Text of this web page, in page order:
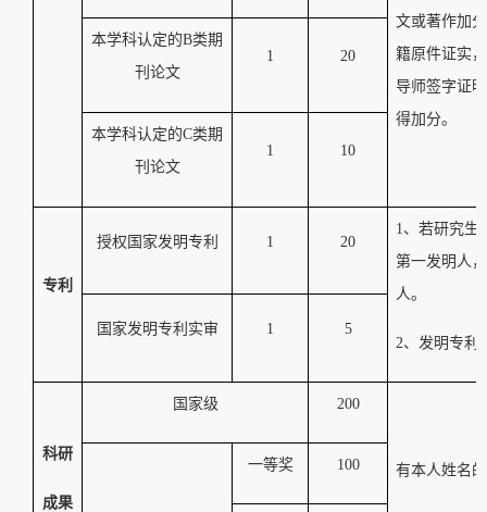
文或著作加
籍原件证实
导师签字证
得加分。
本学科认定的B类期
刊 论文
1 20
本学科认定的C类期
刊 论文
1 10
专利
授权国家发明专利 1 20
1 、若研究生
第一发明人
人。
2、发明专利
国家发明专利实审 1 5
科研
成果
国家级 200
有本人姓名
一等奖 100